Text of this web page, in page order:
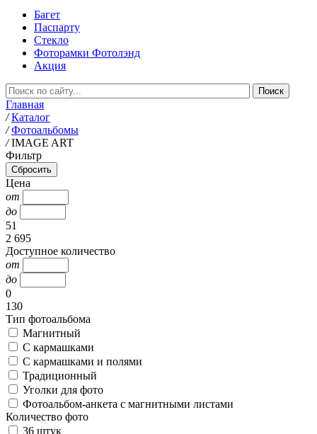
Багет
Паспарту
Стекло
Фоторамки Фотолэнд
Акция
Главная
/ Каталог
/ Фотоальбомы
/ IMAGE ART
Фильтр
Цена
от
до
51
2 695
Доступное количество
от
до
0
130
Тип фотоальбома
Магнитный
С кармашками
С кармашками и полями
Традиционный
Уголки для фото
Фотоальбом-анкета с магнитными листами
Количество фото
36 штук